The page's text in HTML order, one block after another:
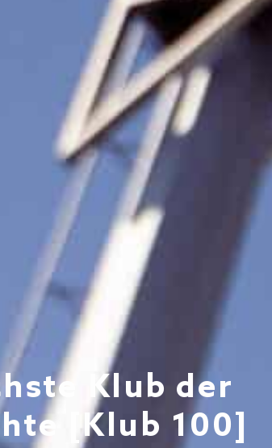
Klub der
[Klub 100]